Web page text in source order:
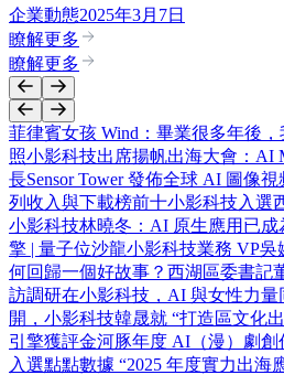
企業動態2025年3月7日
瞭解更多
瞭解更多
菲律賓女孩 Wind：畢業很多年後
照小影科技出席揚帆出海大會：AI
長Sensor Tower 發佈全球 AI 圖像
列收入與下載榜前十小影科技入選
小影科技林曉冬：AI 原生應用已成
擎 | 量子位沙龍小影科技業務 VP
何回歸一個好故事？ 西湖區委書記
訪調研在小影科技，AI 與女性力量
開，小影科技韓晟就 “打造區文化
引擎獲評金河豚年度 AI（漫）劇創
入選點點數據 “2025 年度實力出海